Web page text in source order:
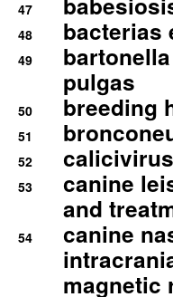
47
48 bacterias
49
pulgas
50 breeding
51
52
53
canine
and
54
canine
magnetic